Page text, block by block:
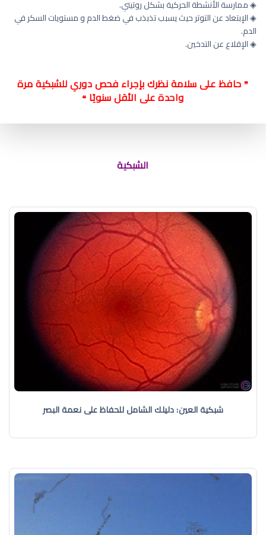
◈ ممارسة الأنشطة الحركية بشكل روتيني.
◈ الإبتعاد عن التوتر حيث يسبب تذبذب في ضغط الدم و مستويات السكر في
الدم.
◈ الإقلاع عن التدخين.
❞حافظ على سلامة نظرك بإجراء فحص دوري للشبكية مرة
واحدة على الأقل سنويًا ❝
الشبكية
شبكية العين: دليلك الشامل للحفاظ على نعمة البصر